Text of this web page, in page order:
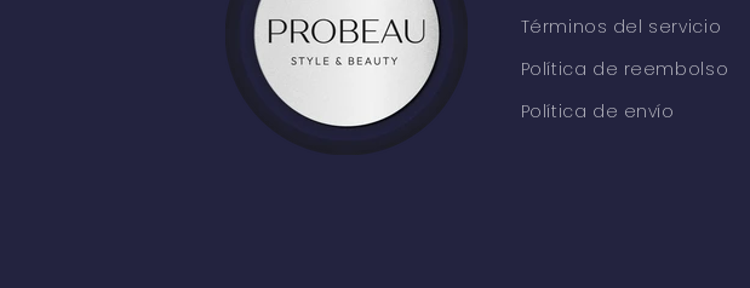
Términos del servicio
Política de reembolso
Política de envío